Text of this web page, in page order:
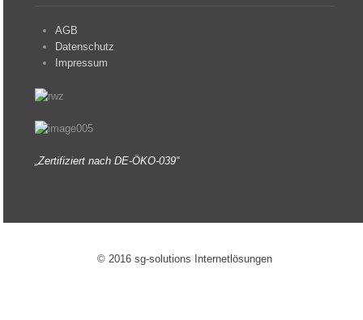
AGB
Datenschutz
Impressum
„Zertifiziert nach DE-ÖKO-039“
© 2016 sg-solutions Internetlösungen